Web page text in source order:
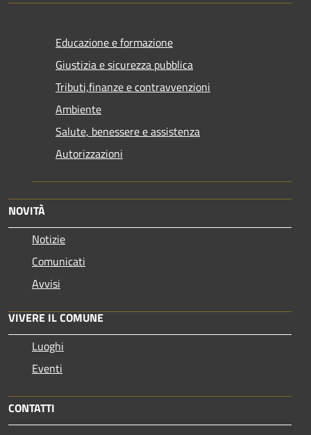
Educazione e formazione
Giustizia e sicurezza pubblica
Tributi,finanze e contravvenzioni
Ambiente
Salute, benessere e assistenza
Autorizzazioni
NOVITÀ
Notizie
Comunicati
Avvisi
VIVERE IL COMUNE
Luoghi
Eventi
CONTATTI